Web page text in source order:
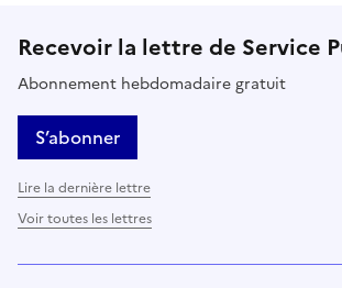
Recevoir la lettre de Service
Abonnement hebdomadaire gratuit
S’abonner
Lire la dernière lettre
Voir toutes les lettres